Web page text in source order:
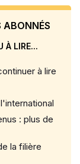
ABONNÉS
À LIRE...
à lire
: plus de
la filière